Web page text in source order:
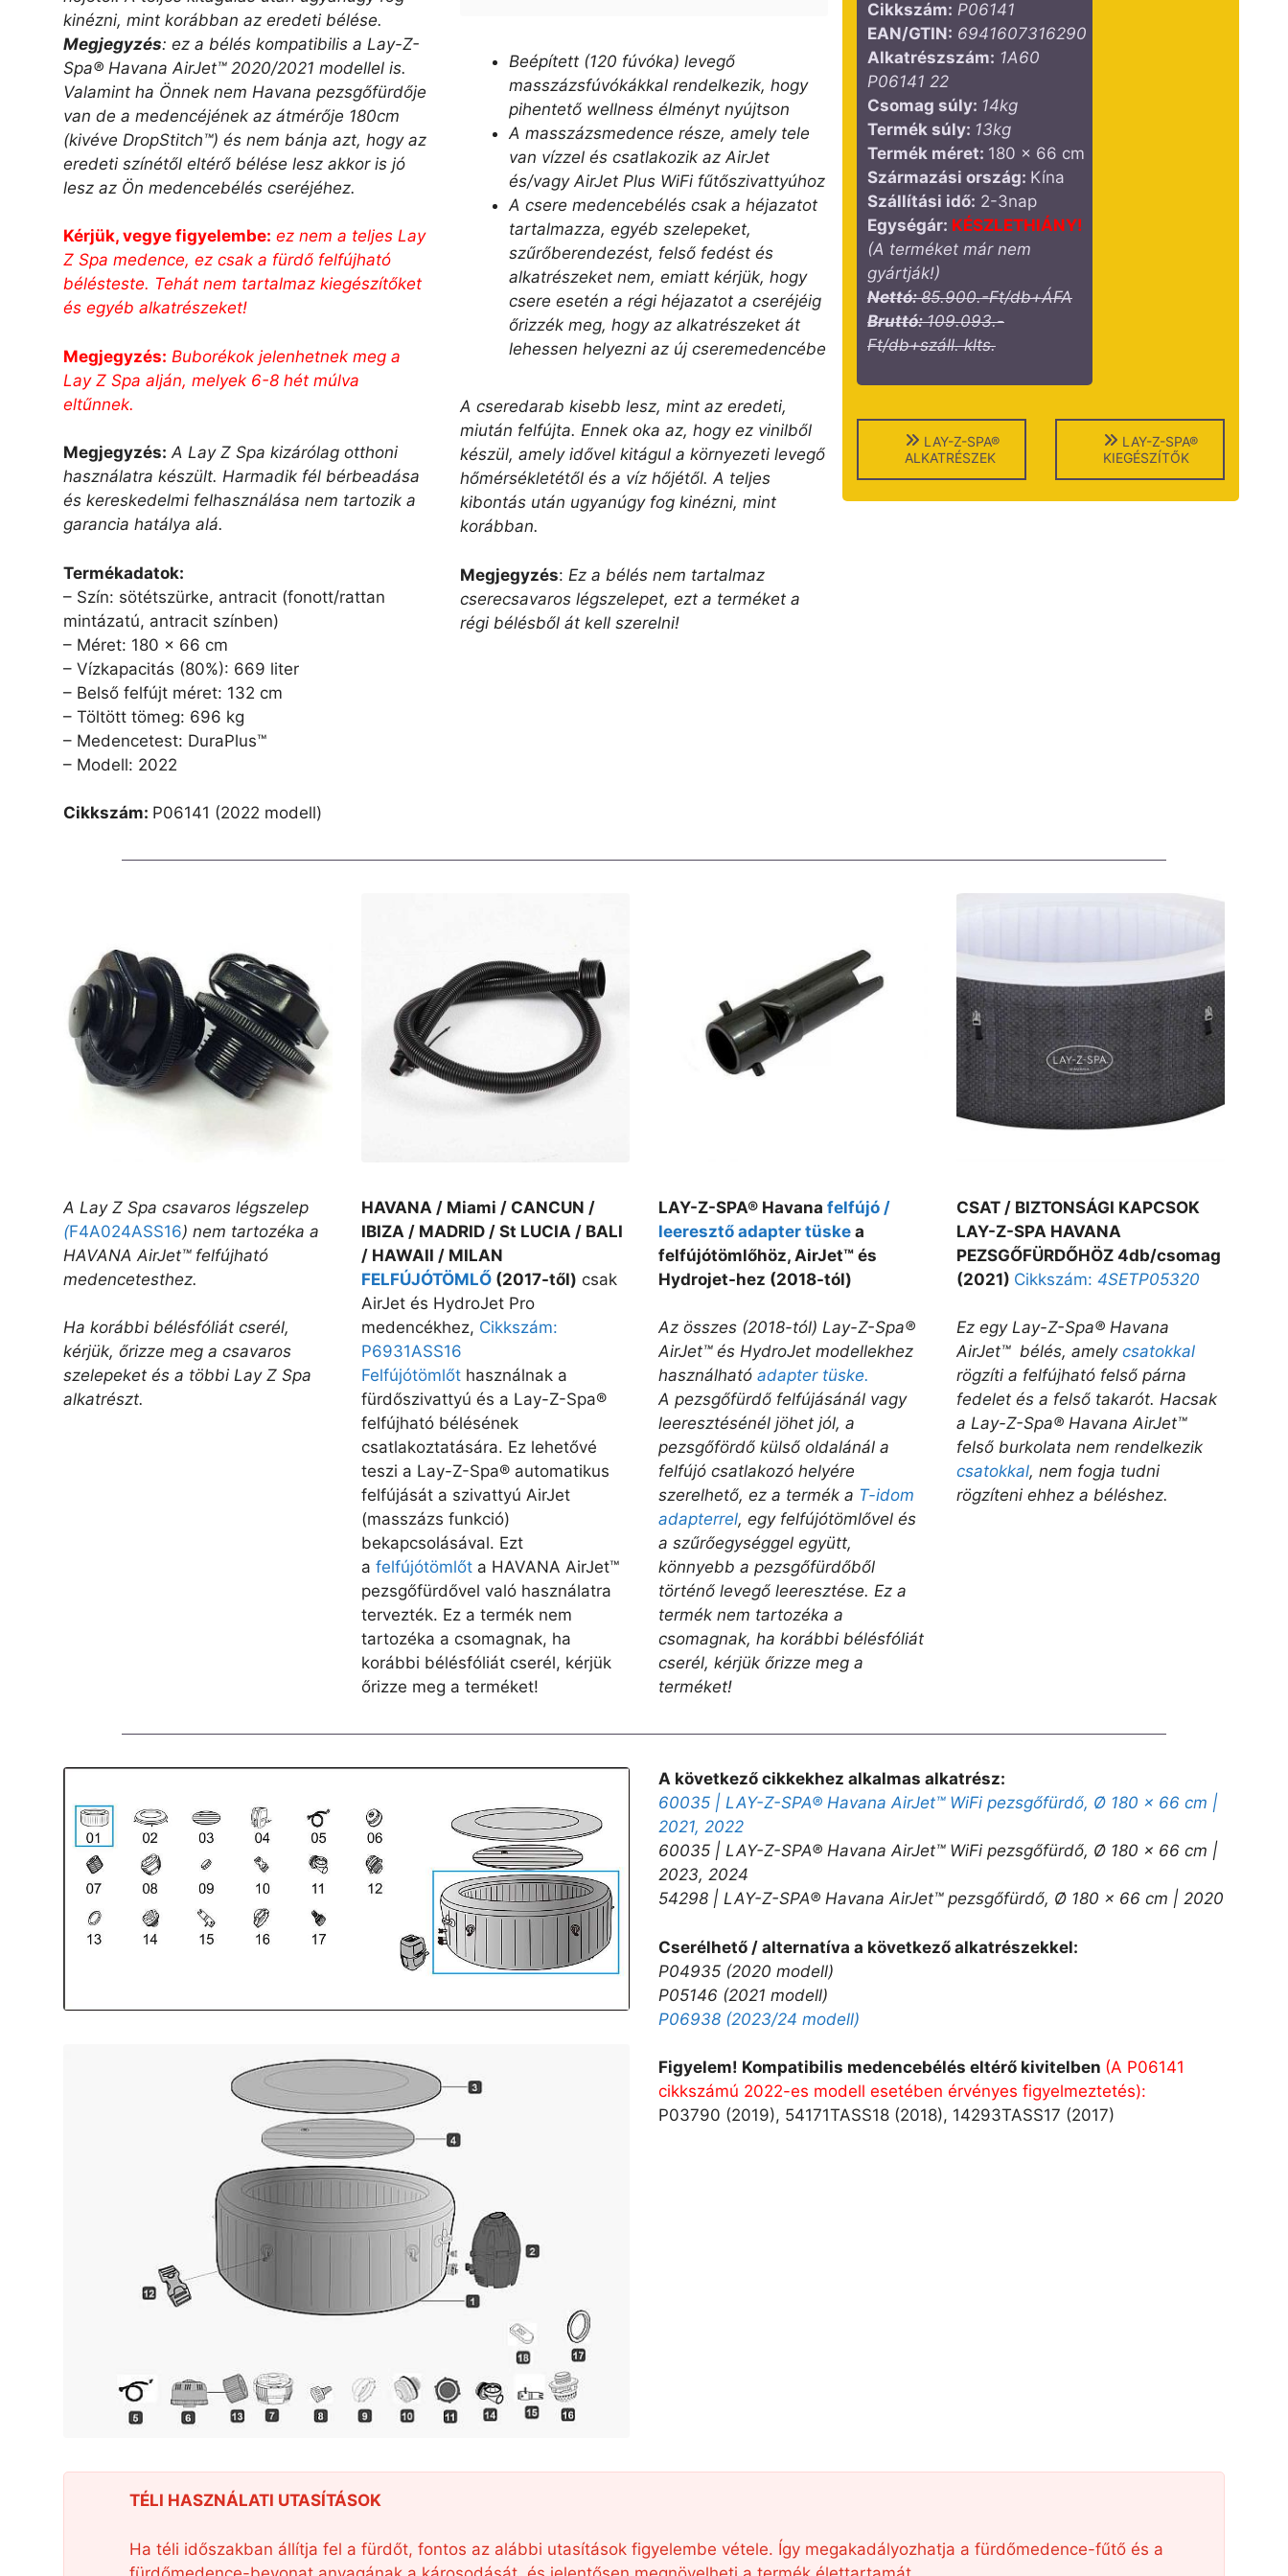
kinézni, mint korábban az eredeti bélése.
Megjegyzés: ez a bélés kompatibilis a Lay-Z-
Spa® Havana AirJet™ 2020/2021 modellel is.
Valamint ha Önnek nem Havana pezsgőfürdője
van de a medencéjének az átmérője 180cm
(kivéve DropStitch™) és nem bánja azt, hogy az
eredeti színétől eltérő bélése lesz akkor is jó
lesz az Ön medencebélés cseréjéhez.
Kérjük, vegye figyelembe: ez nem a teljes Lay
Z Spa medence, ez csak a fürdő felfújható
bélésteste. Tehát nem tartalmaz kiegészítőket
és egyéb alkatrészeket!
Megjegyzés: Buborékok jelenhetnek meg a
Lay Z Spa alján, melyek 6-8 hét múlva
eltűnnek.
Megjegyzés: A Lay Z Spa kizárólag otthoni
használatra készült. Harmadik fél bérbeadása
és kereskedelmi felhasználása nem tartozik a
garancia hatálya alá.
Termékadatok:
– Szín: sötétszürke, antracit (fonott/rattan
mintázatú, antracit színben)
– Méret: 180 x 66 cm
– Vízkapacitás (80%): 669 liter
– Belső felfújt méret: 132 cm
– Töltött tömeg: 696 kg
– Medencetest: DuraPlus™
– Modell: 2022
Cikkszám: P06141 (2022 modell)
Beépített (120 fúvóka) levegő
masszázsfúvókákkal rendelkezik, hogy
pihentető wellness élményt nyújtson
A masszázsmedence része, amely tele
van vízzel és csatlakozik az AirJet
és/vagy AirJet Plus WiFi fűtőszivattyúhoz
A csere medencebélés csak a héjazatot
tartalmazza, egyéb szelepeket,
szűrőberendezést, felső fedést és
alkatrészeket nem, emiatt kérjük, hogy
csere esetén a régi héjazatot a cseréjéig
őrizzék meg, hogy az alkatrészeket át
lehessen helyezni az új cseremedencébe
A cseredarab kisebb lesz, mint az eredeti,
miután felfújta. Ennek oka az, hogy ez vinilből
készül, amely idővel kitágul a környezeti levegő
hőmérsékletétől és a víz hőjétől. A teljes
kibontás után ugyanúgy fog kinézni, mint
korábban.
Megjegyzés: Ez a bélés nem tartalmaz
cserecsavaros légszelepet, ezt a terméket a
régi bélésből át kell szerelni!
Cikkszám: P06141
EAN/GTIN: 6941607316290
Alkatrészszám: 1A60
P06141 22
Csomag súly: 14kg
Termék súly: 13kg
Termék méret: 180 x 66 cm
Származási ország: Kína
Szállítási idő: 2-3nap
Egységár: KÉSZLETHIÁNY!
(A terméket már nem
gyártják!)
Nettó:85.900.-Ft/db+ÁFA
Bruttó:109.093.-
Ft/db+száll. klts.
LAY-Z-SPA®
ALKATRÉSZEK
LAY-Z-SPA®
KIEGÉSZÍTŐK
A Lay Z Spa csavaros légszelep
(F4A024ASS16) nem tartozéka a
HAVANA AirJet™ felfújható
medencetesthez.
Ha korábbi bélésfóliát cserél,
kérjük, őrizze meg a csavaros
szelepeket és a többi Lay Z Spa
alkatrészt.
HAVANA / Miami / CANCUN /
IBIZA / MADRID / St LUCIA / BALI
/ HAWAII / MILAN
FELFÚJÓTÖMLŐ(2017-től) csak
AirJet és HydroJet Pro
medencékhez, Cikkszám:
P6931ASS16
Felfújótömlőthasználnak a
fürdőszivattyú és a Lay-Z-Spa®
felfújható bélésének
csatlakoztatására. Ez lehetővé
teszi a Lay-Z-Spa® automatikus
felfújását a szivattyú AirJet
(masszázs funkció)
bekapcsolásával. Ezt
a felfújótömlőta HAVANA AirJet™
pezsgőfürdővel való használatra
tervezték. Ez a termék nem
tartozéka a csomagnak, ha
korábbi bélésfóliát cserél, kérjük
őrizze meg a terméket!
LAY-Z-SPA® Havana felfújó /
leeresztő adapter tüske a
felfújótömlőhöz, AirJet™ és
Hydrojet-hez (2018-tól)
Az összes (2018-tól) Lay-Z-Spa®
AirJet™ és HydroJet modellekhez
használható adapter tüske.
A pezsgőfürdő felfújásánál vagy
leeresztésénél jöhet jól, a
pezsgőfördő külső oldalánál a
felfújó csatlakozó helyére
szerelhető, ez a termék a T-idom
adapterrel, egy felfújótömlővel és
a szűrőegységgel együtt,
könnyebb a pezsgőfürdőből
történő levegő leeresztése. Ez a
termék nem tartozéka a
csomagnak, ha korábbi bélésfóliát
cserél, kérjük őrizze meg a
terméket!
CSAT / BIZTONSÁGI KAPCSOK
LAY-Z-SPA HAVANA
PEZSGŐFÜRDŐHÖZ 4db/csomag
(2021) Cikkszám: 4SETP05320
Ez egy Lay-Z-Spa® Havana
AirJet™ bélés, amely csatokkal
rögzíti a felfújható felső párna
fedelet és a felső takarót. Hacsak
a Lay-Z-Spa® Havana AirJet™
felső burkolata nem rendelkezik
csatokkal, nem fogja tudni
rögzíteni ehhez a béléshez.
A következő cikkekhez alkalmas alkatrész:
60035 | LAY-Z-SPA® Havana AirJet™ WiFi pezsgőfürdő, Ø 180 x 66 cm |
2021, 2022
60035 | LAY-Z-SPA® Havana AirJet™ WiFi pezsgőfürdő, Ø 180 x 66 cm |
2023, 2024
54298 | LAY-Z-SPA® Havana AirJet™ pezsgőfürdő, Ø 180 x 66 cm | 2020
Cserélhető / alternatíva a következő alkatrészekkel:
P04935 (2020 modell)
P05146 (2021 modell)
P06938 (2023/24 modell)
Figyelem! Kompatibilis medencebélés eltérő kivitelben (A P06141
cikkszámú 2022-es modell esetében érvényes figyelmeztetés):
P03790 (2019), 54171TASS18 (2018), 14293TASS17 (2017)
TÉLI HASZNÁLATI UTASÍTÁSOK
Ha téli időszakban állítja fel a fürdőt, fontos az alábbi utasítások figyelembe vétele. Így megakadályozhatja a fürdőmedence-fűtő és a